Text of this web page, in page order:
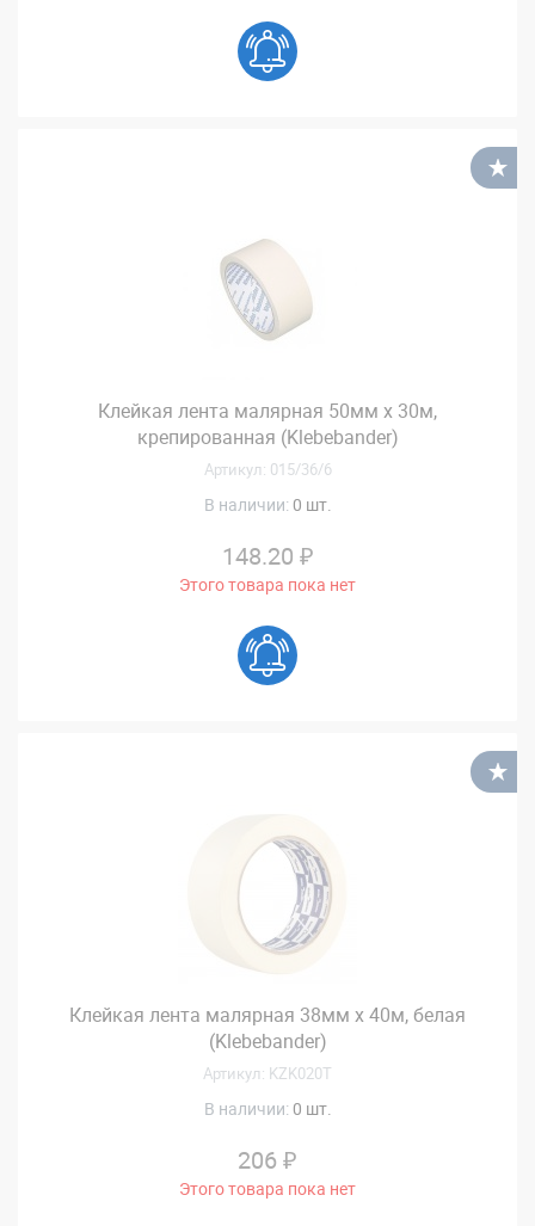
Клейкая лента малярная 50мм х 30м,
крепированная (Klebebander)
Артикул: 015/36/6
В наличии: 0 шт.
148.20 ₽
Этого товара пока нет
Клейкая лента малярная 38мм х 40м, белая
(Klebebander)
Артикул: KZK020T
В наличии: 0 шт.
206 ₽
Этого товара пока нет